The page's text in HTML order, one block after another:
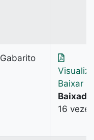
Gabarito
Baixar
Baixado:
16 vezes